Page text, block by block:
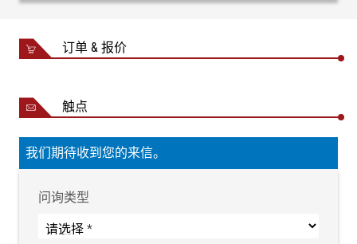
订单 & 报价
触点
我们期待收到您的来信。
问询类型